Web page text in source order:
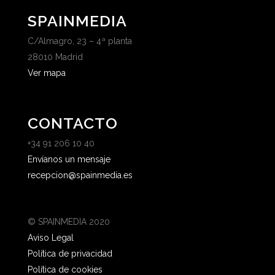
SPAINMEDIA
C/Almagro, 23 – 4ª planta
28010 Madrid
Ver mapa
CONTACTO
+34 91 206 10 40
Envíanos un mensaje
recepcion@spainmedia.es
© SPAINMEDIA 2020
Aviso Legal
Política de privacidad
Política de cookies